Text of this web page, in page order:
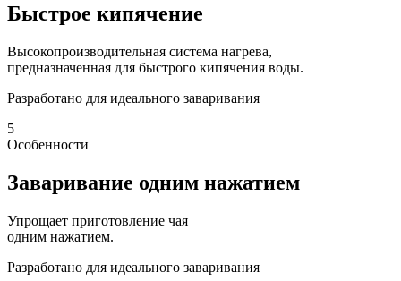
Быстрое кипячение
Высокопроизводительная система нагрева,
предназначенная для быстрого кипячения воды.
Разработано для идеального заваривания
5
Особенности
Заваривание одним нажатием
Упрощает приготовление чая
одним нажатием.
Разработано для идеального заваривания